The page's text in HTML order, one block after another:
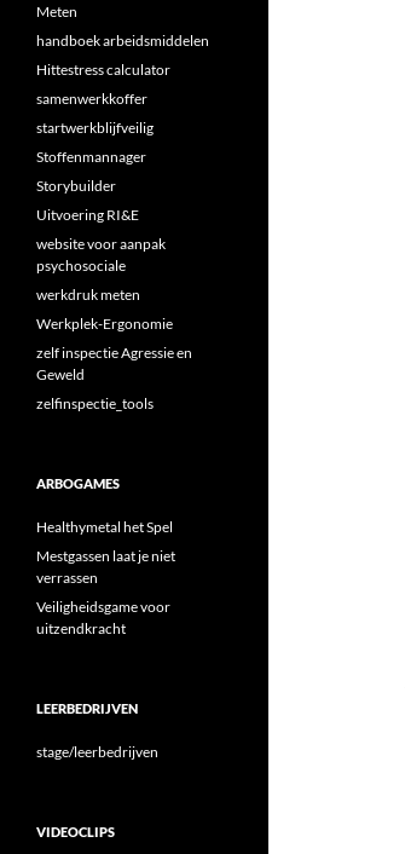
Meten
handboek arbeidsmiddelen
Hittestress calculator
samenwerkkoffer
startwerkblijfveilig
Stoffenmannager
Storybuilder
Uitvoering RI&E
website voor aanpak
psychosociale
werkdruk meten
Werkplek-Ergonomie
zelf inspectie Agressie en
Geweld
zelfinspectie_tools
ARBOGAMES
Healthymetal het Spel
Mestgassen laat je niet
verrassen
Veiligheidsgame voor
uitzendkracht
LEERBEDRIJVEN
stage/leerbedrijven
VIDEOCLIPS